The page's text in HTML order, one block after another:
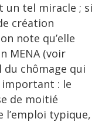
un tel miracle ; si
création
note qu’elle
MENA (voir
du chômage qui
important : le
de moitié
l’emploi typique,